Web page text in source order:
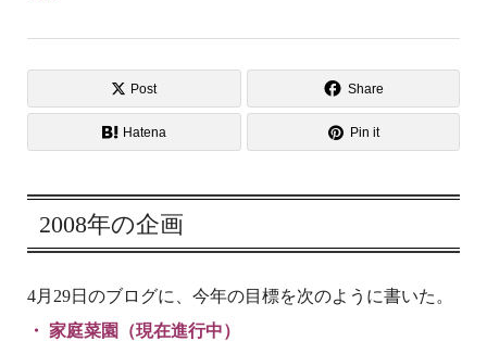
Post Share
Hatena Pin it
2008年の企画
4月29日のブログに、今年の目標を次のように書いた。
・ 家庭菜園（現在進行中）